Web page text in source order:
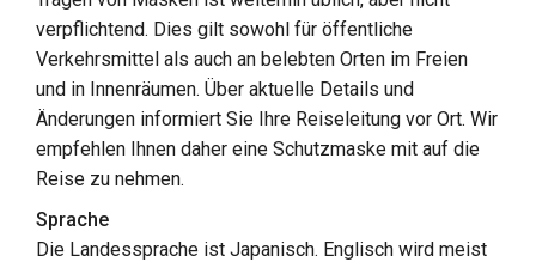
verpflichtend. Dies gilt sowohl für öffentliche
Verkehrsmittel als auch an belebten Orten im Freien
und in Innenräumen. Über aktuelle Details und
Änderungen informiert Sie Ihre Reiseleitung vor Ort. Wir
empfehlen Ihnen daher eine Schutzmaske mit auf die
Reise zu nehmen.
Sprache
Die Landessprache ist Japanisch. Englisch wird meist